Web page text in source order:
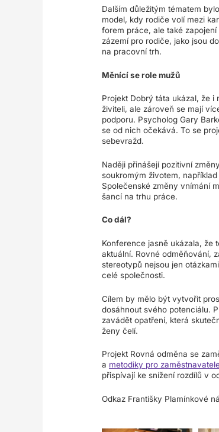
Dalším důležitým tématem
model, kdy rodiče volí mezi
forem práce, ale také
zázemí pro rodiče, jako jsou
na pracovní trh.
Měnící se role mužů
Projekt Dobrý táta ukázal, že
živiteli, ale zároveň se mají
podporu. Psycholog Gary
se od nich očekává. To se
sebevražd.
Naději přinášejí pozitivní
soukromým životem,
Společenské změny vnímání
šancí na trhu práce.
Co dál?
Konference jasně ukázala, že
aktuální. Rovné odměňování,
stereotypů nejsou jen
celé společnosti.
Cílem by mělo být vytvořit
dosáhnout svého potenciálu.
zavádět opatření, která
ženy čelí.
Projekt Rovná odměna se
a metodiky pro
přispívají ke snížení rozdílů v
Odkaz Františky Plamínkové